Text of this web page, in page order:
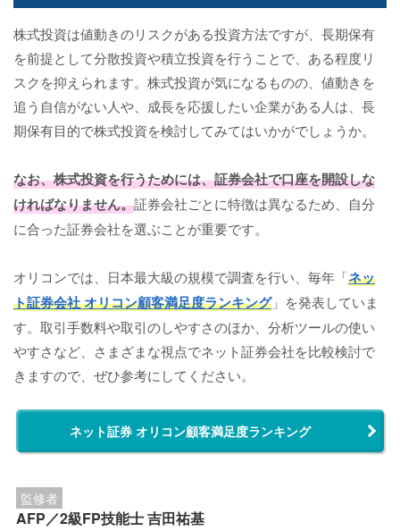
株式投資は値動きのリスクがある投資方法ですが、長期保有
を前提として分散投資や積立投資を行うことで、ある程度リ
スクを抑えられます。株式投資が気になるものの、値動きを
追う自信がない人や、成長を応援したい企業がある人は、長
期保有目的で株式投資を検討してみてはいかがでしょうか。
なお、株式投資を行うためには、証券会社で口座を開設しな
ければなりません。証券会社ごとに特徴は異なるため、自分
に合った証券会社を選ぶことが重要です。
オリコンでは、日本最大級の規模で調査を行い、毎年「ネッ
ト証券会社 オリコン顧客満足度ランキング」を発表していま
す。取引手数料や取引のしやすさのほか、分析ツールの使い
やすさなど、さまざまな視点でネット証券会社を比較検討で
きますので、ぜひ参考にしてください。
ネット証券 オリコン顧客満足度ランキング
監修者
AFP／2級FP技能士 吉田祐基